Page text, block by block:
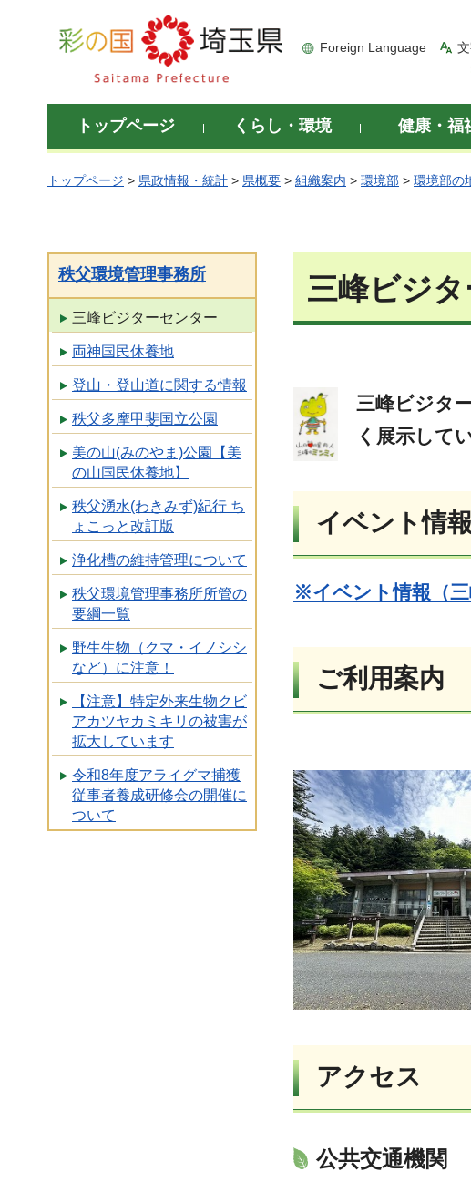
彩の国 埼玉県
Foreign Language
トップページ くらし・環境 健康・福
トップページ > 県政情報・統計 > 県概要 > 組織案内 > 環境部 > 環境部の
秩父環境管理事務所
三峰ビジターセンター
両神国民休養地
登山・登山道に関する情報
秩父多摩甲斐国立公園
美の山(みのやま)公園【美
の山国民休養地】
秩父湧水(わきみず)紀行 ち
ょこっと改訂版
浄化槽の維持管理について
秩父環境管理事務所所管の
要綱一覧
野生生物（クマ・イノシシ
など）に注意！
【注意】特定外来生物クビ
アカツヤカミキリの被害が
拡大しています
令和8年度アライグマ捕獲
従事者養成研修会の開催に
ついて
三峰ビジ
三峰ビジタ
く展示して
イベント情報
※イベント情報（
ご利用案内
アクセス
公共交通機関